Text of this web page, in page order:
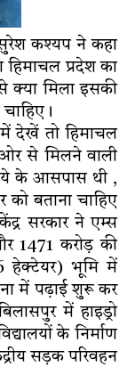
कश्यप ने कहा
प्रदेश का
से क्या मिला इसकी
देखें तो हिमाचल
से मिलने वाली
के आसपास थी ,
को बताना चाहिए
सरकार ने एम्स
1471 करोड़ की
हेक्टेयर) भूमि में
में पढ़ाई शुरू कर
में हाइड्रो
के निर्माण
सड़क परिवहन